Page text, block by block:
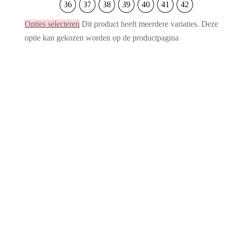
36 37 38 39 40 41 42
Opties selecteren Dit product heeft meerdere variaties. Deze
optie kan gekozen worden op de productpagina